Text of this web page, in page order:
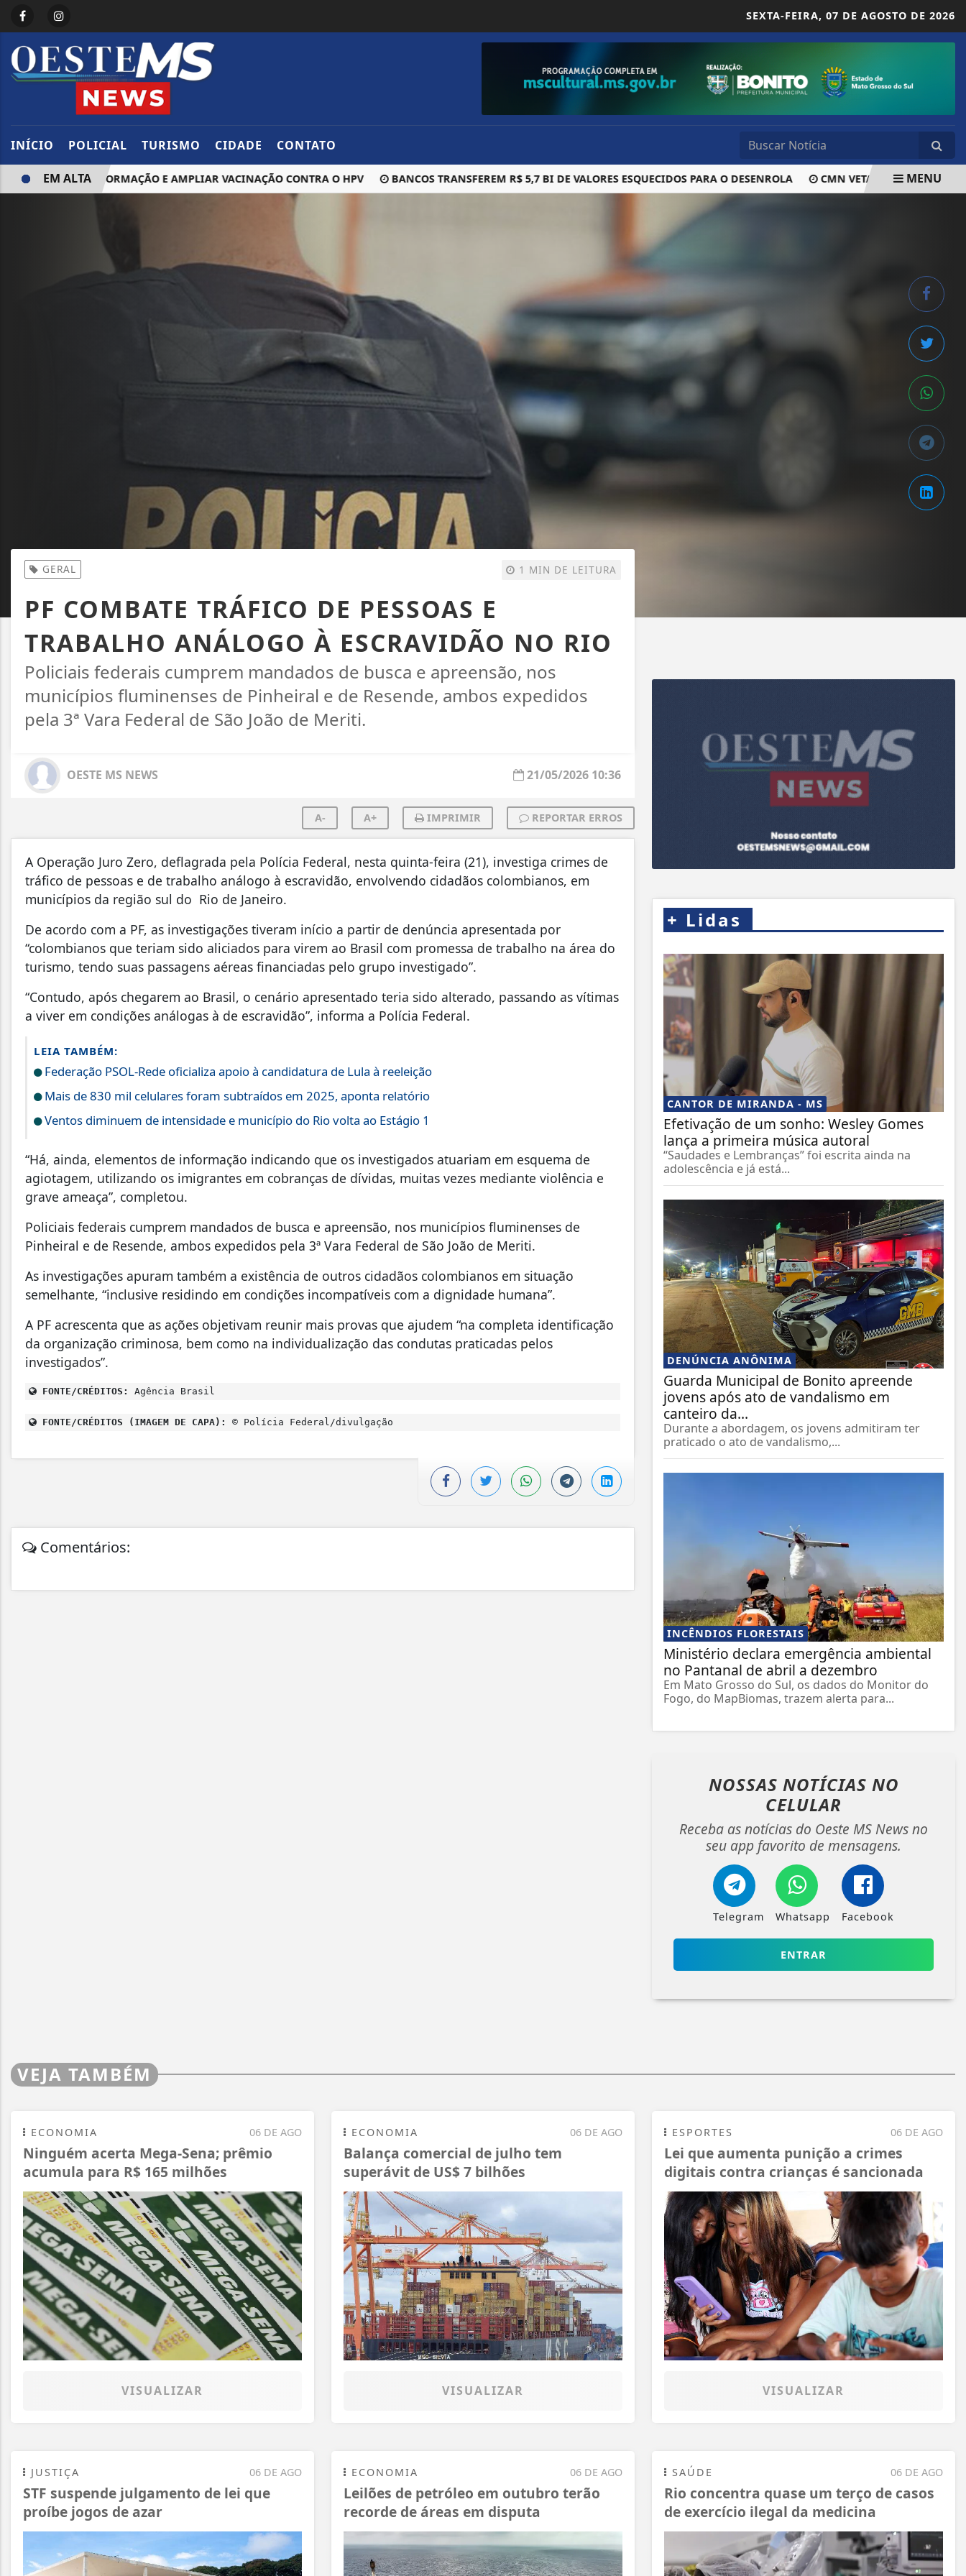
SEXTA-FEIRA, 07 DE AGOSTO DE 2026
INÍCIO POLICIAL TURISMO CIDADE CONTATO
DESINFORMAÇÃO E AMPLIAR VACINAÇÃO CONTRA O HPV BANCOS TRANSFEREM R$ 5,7 BI DE VALORES ESQUECIDOS PARA O DESENROLA CMN VETA TAXA DE CADASTRO
EM ALTA MENU
GERAL 1 MIN DE LEITURA
PF COMBATE TRÁFICO DE PESSOAS E
TRABALHO ANÁLOGO À ESCRAVIDÃO NO RIO
Policiais federais cumprem mandados de busca e apreensão, nos
municípios fluminenses de Pinheiral e de Resende, ambos expedidos
pela 3ª Vara Federal de São João de Meriti.
OESTE MS NEWS 21/05/2026 10:36
A- A+ IMPRIMIR REPORTAR ERROS
A Operação Juro Zero, deflagrada pela Polícia Federal, nesta quinta-feira (21), investiga crimes de
tráfico de pessoas e de trabalho análogo à escravidão, envolvendo cidadãos colombianos, em
municípios da região sul do Rio de Janeiro.
De acordo com a PF, as investigações tiveram início a partir de denúncia apresentada por
“colombianos que teriam sido aliciados para virem ao Brasil com promessa de trabalho na área do
turismo, tendo suas passagens aéreas financiadas pelo grupo investigado”.
“Contudo, após chegarem ao Brasil, o cenário apresentado teria sido alterado, passando as vítimas
a viver em condições análogas à de escravidão”, informa a Polícia Federal.
LEIA TAMBÉM:
Federação PSOL-Rede oficializa apoio à candidatura de Lula à reeleição
Mais de 830 mil celulares foram subtraídos em 2025, aponta relatório
Ventos diminuem de intensidade e município do Rio volta ao Estágio 1
“Há, ainda, elementos de informação indicando que os investigados atuariam em esquema de
agiotagem, utilizando os imigrantes em cobranças de dívidas, muitas vezes mediante violência e
grave ameaça”, completou.
Policiais federais cumprem mandados de busca e apreensão, nos municípios fluminenses de
Pinheiral e de Resende, ambos expedidos pela 3ª Vara Federal de São João de Meriti.
As investigações apuram também a existência de outros cidadãos colombianos em situação
semelhante, “inclusive residindo em condições incompatíveis com a dignidade humana”.
A PF acrescenta que as ações objetivam reunir mais provas que ajudem “na completa identificação
da organização criminosa, bem como na individualização das condutas praticadas pelos
investigados”.
FONTE/CRÉDITOS: Agência Brasil
FONTE/CRÉDITOS (IMAGEM DE CAPA): © Polícia Federal/divulgação
Comentários:
+ Lidas
CANTOR DE MIRANDA - MS
Efetivação de um sonho: Wesley Gomes
lança a primeira música autoral
“Saudades e Lembranças” foi escrita ainda na
adolescência e já está...
DENÚNCIA ANÔNIMA
Guarda Municipal de Bonito apreende
jovens após ato de vandalismo em
canteiro da...
Durante a abordagem, os jovens admitiram ter
praticado o ato de vandalismo,...
INCÊNDIOS FLORESTAIS
Ministério declara emergência ambiental
no Pantanal de abril a dezembro
Em Mato Grosso do Sul, os dados do Monitor do
Fogo, do MapBiomas, trazem alerta para...
NOSSAS NOTÍCIAS NO
CELULAR
Receba as notícias do Oeste MS News no
seu app favorito de mensagens.
Telegram Whatsapp Facebook
ENTRAR
VEJA TAMBÉM
06 DE AGO
ECONOMIA
Ninguém acerta Mega-Sena; prêmio
acumula para R$ 165 milhões
VISUALIZAR
06 DE AGO
ECONOMIA
Balança comercial de julho tem
superávit de US$ 7 bilhões
VISUALIZAR
06 DE AGO
ESPORTES
Lei que aumenta punição a crimes
digitais contra crianças é sancionada
VISUALIZAR
06 DE AGO
JUSTIÇA
STF suspende julgamento de lei que
proíbe jogos de azar
06 DE AGO
ECONOMIA
Leilões de petróleo em outubro terão
recorde de áreas em disputa
06 DE AGO
SAÚDE
Rio concentra quase um terço de casos
de exercício ilegal da medicina